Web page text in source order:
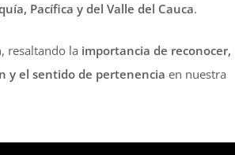
Pacífica y del Valle del Cauca.
resaltando la importancia de reconocer,
y el sentido de pertenencia en nuestra